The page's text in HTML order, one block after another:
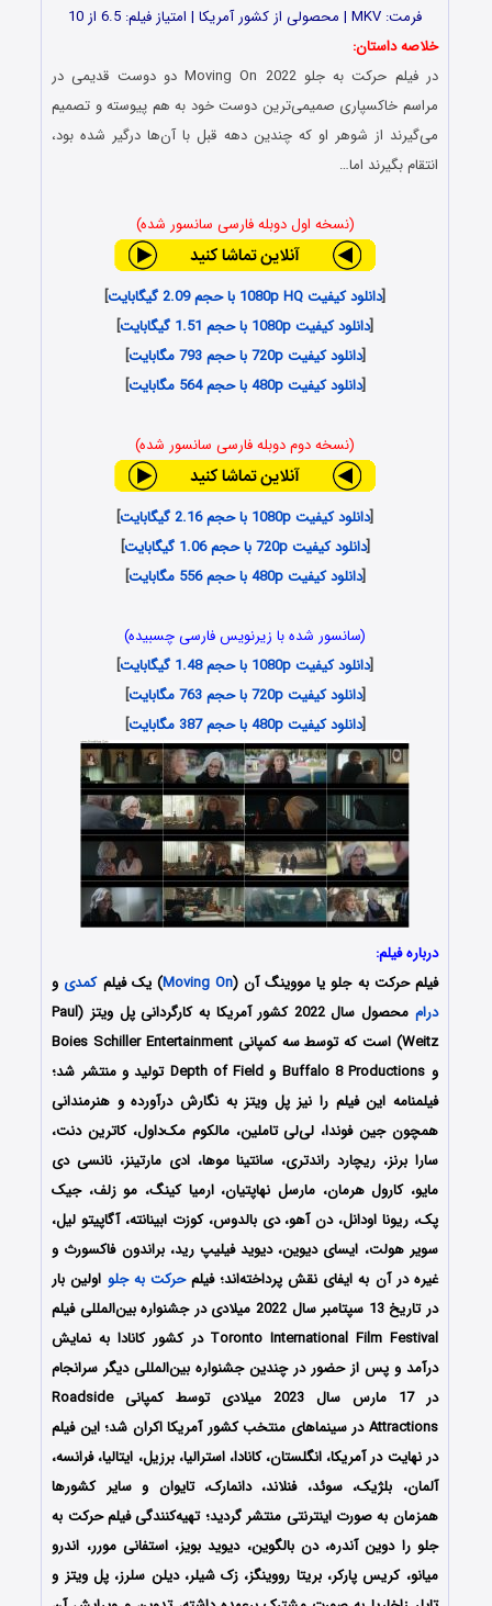
فرمت: MKV | محصولی از کشور آمریکا | امتیاز فیلم: 6.5 از 10
خلاصه داستان:
در فیلم حرکت به جلو
Moving On 2022 دو دوست قدیمی در
مراسم خاکسپاری صمیمی‌ترین دوست خود به هم پیوسته و تصمیم
می‌گیرند از شوهر او که چندین دهه قبل با آن‌ها درگیر شده بود،
انتقام بگیرند اما…
(نسخه اول دوبله فارسی سانسور شده)
[دانلود کیفیت 1080p HQ با حجم 2.09 گیگابایت
]
[دانلود کیفیت 1080p با حجم 1.51 گیگابایت
]
[دانلود کیفیت 720p با حجم 793 مگابایت
]
[دانلود کیفیت 480p با حجم 564 مگابایت ]
(نسخه دوم دوبله فارسی سانسور شده)
[دانلود کیفیت 1080p با حجم 2.16 گیگابایت
]
[دانلود کیفیت 720p با حجم 1.06 گیگابایت
]
[دانلود کیفیت 480p با حجم 556 مگابایت ]
(سانسور شده با زیرنویس فارسی چسبیده)
[دانلود کیفیت 1080p با حجم 1.48 گیگابایت
]
[دانلود کیفیت 720p با حجم 763 مگابایت
]
[دانلود کیفیت 480p با حجم 387 مگابایت ]
درباره فیلم:
فیلمحرکت به جلو یا مووینگ آن (Moving On) یک فیلمکمدی و
درام
محصول سال 2022 کشور آمریکا به کارگردانی پل ویتز (Paul
Weitz) است که توسط سه کمپانی‌ Boies Schiller Entertainment
و Buffalo 8 Productions و Depth of Field تولید و منتشر شد؛
فیلمنامه این فیلم را نیز پل ویتز به نگارش درآورده و هنرمندانی
همچون جین فوندا، لی‌لی تاملین، مالکوم مک‌داول، کاترین دنت،
سارا برنز، ریچارد راندتری، سانتینا موها، ادی مارتینز، نانسی دی
مایو، کارول هرمان، مارسل نهاپتیان، ارمیا کینگ، مو زلف، جیک
پک، ریونا اودانل، دن آهو، دی بالدوس، کوزت ابینانته، آگاپیتو لیل،
سویر هولت، ایسای دیوین، دیوید فیلیپ رید، براندون فاکسورث و
غیره در آن به ایفای نقش پرداخته‌اند؛ فیلمحرکت به جلو اولین بار
در تاریخ 13 سپتامبر سال 2022 میلادی در جشنواره بین‌المللی فیلم
Toronto International Film Festival در کشور کانادا به نمایش
درآمد و پس از حضور در چندین جشنواره بین‌المللی دیگر سرانجام
در 17 مارس سال 2023 میلادی توسط کمپانی Roadside
Attractions در سینماهای منتخب کشور آمریکا اکران شد؛ این فیلم
در نهایت در آمریکا، انگلستان، کانادا، استرالیا، برزیل، ایتالیا، فرانسه،
آلمان، بلژیک، سوئد، فنلاند، دانمارک، تایوان و سایر کشورها
همزمان به صورت اینترنتی منتشر گردید؛ تهیه‌کنندگی فیلم حرکت به
جلو را دوین آندره، دن بالگوین، دیوید بویز، استفانی مورر، اندرو
میانو، کریس پارکر، بریتا رووینگز، زک شیلر، دیلن سلرز، پل ویتز و